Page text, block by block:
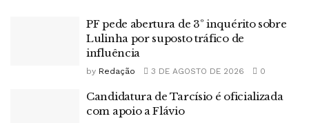
PF pede abertura de 3º inquérito sobre
Lulinha por suposto tráfico de
influência
by Redação 3 DE AGOSTO DE 2026 0
Candidatura de Tarcísio é oficializada
com apoio a Flávio